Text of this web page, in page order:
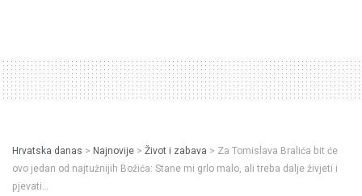
Hrvatska danas > Najnovije > Život i zabava > Za Tomislava Bralića bit će
ovo jedan od najtužnijih Božića: Stane mi grlo malo, ali treba dalje živjeti i
pjevati…